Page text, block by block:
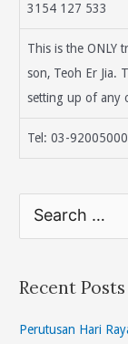
3154 127 533
This is the ONLY
son, Teoh Er Jia.
setting up of any
Tel: 03-92005000
r
h
Recent Posts
Perutusan Hari